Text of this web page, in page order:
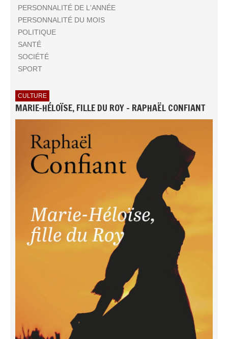
PERSONNALITÉ DE L'ANNÉE
PERSONNALITÉ DU MOIS
POLITIQUE
SANTÉ
SOCIÉTÉ
SPORT
CULTURE
MARIE-HÉLOÏSE, FILLE DU ROY - RAPHAËL CONFIANT